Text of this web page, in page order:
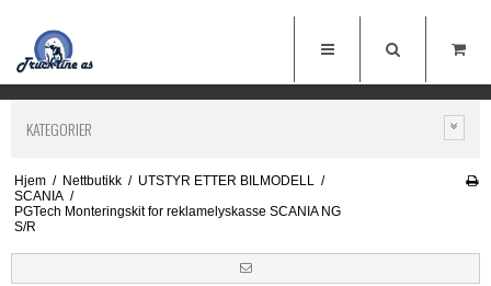
KATEGORIER
Hjem / Nettbutikk / UTSTYR ETTER BILMODELL /
SCANIA /
PGTech Monteringskit for reklamelyskasse SCANIA NG
S/R